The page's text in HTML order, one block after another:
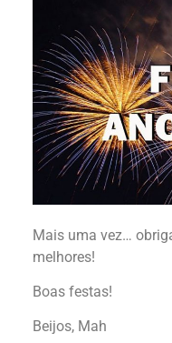
Mais uma vez…
melhores!
Boas festas!
Beijos, Mah